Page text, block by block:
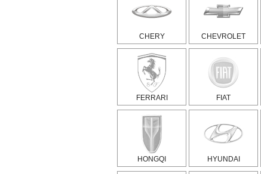
CHERY CHEVROLET
FERRARI FIAT
HONGQI HYUNDAI